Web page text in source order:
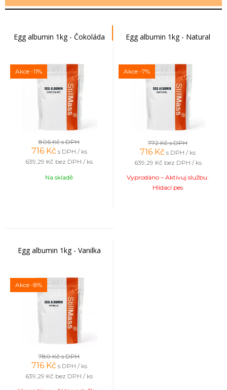
Egg albumin 1kg - Čokoláda
Akce -11%
806 Kčs DPH
716 Kč s DPH / ks
639,29 Kč bez DPH / ks
Na skladě
Egg albumin 1kg - Natural
Akce -7%
772 Kčs DPH
716 Kč s DPH / ks
639,29 Kč bez DPH / ks
Vyprodáno – Aktivuj službu:
Hlídací pes
Egg albumin 1kg - Vanilka
Akce -8%
780 Kčs DPH
716 Kč s DPH / ks
639,29 Kč bez DPH / ks